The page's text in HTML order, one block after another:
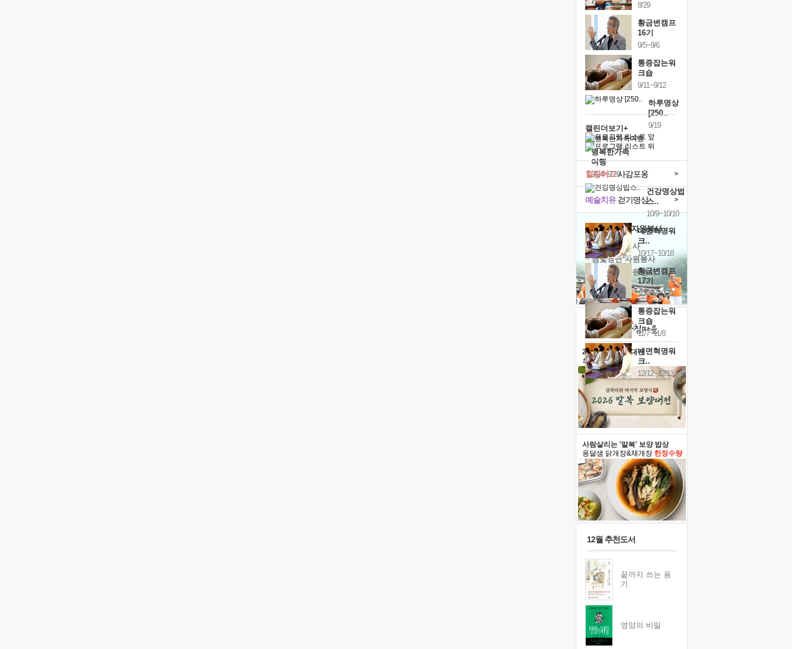
8/29
황금변캠프
16기
9/5~9/6
통증잡는워
크숍
9/11~9/12
하루명상
[250..
9/19
행복한가족
여행
9/24~9/26
건강명상법
스..
10/9~10/10
내면혁명워
크..
10/17~10/18
황금변캠프
17기
10/30~10/31
통증잡는워
크숍
11/7~11/8
내면혁명워
크..
12/12~12/13
캘린더보기+
예술치유걷기명상 >
힐링허그사감포옹 >
'옹달샘의 꽃'자원봉사
· 청년 자원봉사
· 금빛청년 자원봉사
· 음식연구 자원봉사
2026 말복 보양대전
최대74%할인
사람살리는 '말복' 보양 밥상
옹달샘 닭개장&채개장 한정수량
12월 추천도서
끝까지 쓰는 용
기
영양의 비밀